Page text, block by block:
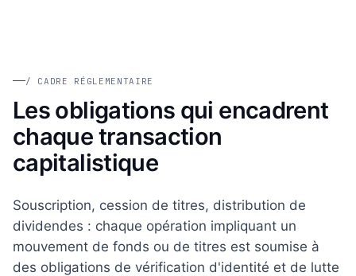
/ CADRE RÉGLEMENTAIRE
Les obligations qui encadrent
chaque transaction
capitalistique
Souscription, cession de titres, distribution de
dividendes : chaque opération impliquant un
mouvement de fonds ou de titres est soumise à
des obligations de vérification d'identité et de lutte